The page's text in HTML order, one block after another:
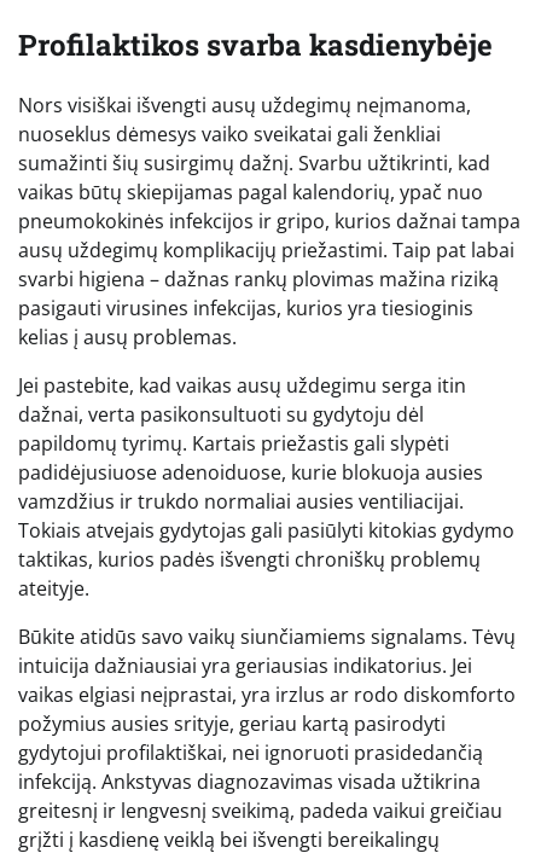
Profilaktikos svarba kasdienybėje
Nors visiškai išvengti ausų uždegimų neįmanoma,
nuoseklus dėmesys vaiko sveikatai gali ženkliai
sumažinti šių susirgimų dažnį. Svarbu užtikrinti, kad
vaikas būtų skiepijamas pagal kalendorių, ypač nuo
pneumokokinės infekcijos ir gripo, kurios dažnai tampa
ausų uždegimų komplikacijų priežastimi. Taip pat labai
svarbi higiena – dažnas rankų plovimas mažina riziką
pasigauti virusines infekcijas, kurios yra tiesioginis
kelias į ausų problemas.
Jei pastebite, kad vaikas ausų uždegimu serga itin
dažnai, verta pasikonsultuoti su gydytoju dėl
papildomų tyrimų. Kartais priežastis gali slypėti
padidėjusiuose adenoiduose, kurie blokuoja ausies
vamzdžius ir trukdo normaliai ausies ventiliacijai.
Tokiais atvejais gydytojas gali pasiūlyti kitokias gydymo
taktikas, kurios padės išvengti chroniškų problemų
ateityje.
Būkite atidūs savo vaikų siunčiamiems signalams. Tėvų
intuicija dažniausiai yra geriausias indikatorius. Jei
vaikas elgiasi neįprastai, yra irzlus ar rodo diskomforto
požymius ausies srityje, geriau kartą pasirodyti
gydytojui profilaktiškai, nei ignoruoti prasidedančią
infekciją. Ankstyvas diagnozavimas visada užtikrina
greitesnį ir lengvesnį sveikimą, padeda vaikui greičiau
grįžti į kasdienę veiklą bei išvengti bereikalingų